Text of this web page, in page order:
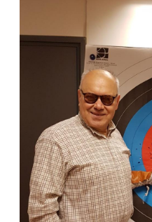
de que el denominado
ONCE” y luego el
Pontevedra” fuese su
centro de Madrid y
un hermoso rincón de
de las rías baixas, al
próxima a la frontera